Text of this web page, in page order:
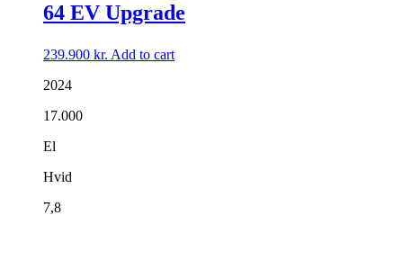
64 EV Upgrade
239.900 kr. Add to cart
2024
17.000
El
Hvid
7,8